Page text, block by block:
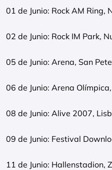
01 de Junio: Rock AM Ring,
02 de Junio: Rock IM Park,
05 de Junio: Arena, San
06 de Junio: Arena
08 de Junio: Alive 2007,
09 de Junio: Festival
11 de Junio: Hallenstadion,